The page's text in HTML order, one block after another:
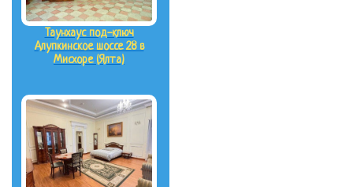
Таунхаус под-ключ
Алупкинское шоссе 28 в
Мисхоре (Ялта)